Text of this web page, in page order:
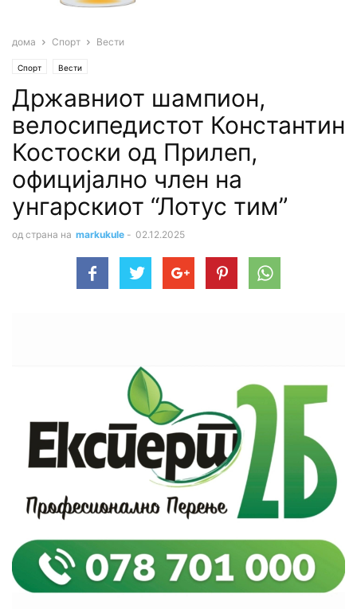
дома Спорт Вести
Спорт Вести
Државниот шампион,
велосипедистот Константин
Костоски од Прилеп,
официјално член на
унгарскиот “Лотус тим”
од страна на markukule - 02.12.2025